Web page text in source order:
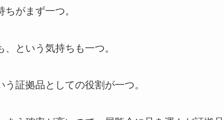
がまず一つ。
という気持ちも一つ。
証拠品としての役割が一つ。